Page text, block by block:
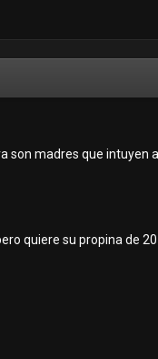
madres que intuyen
quiere su propina de